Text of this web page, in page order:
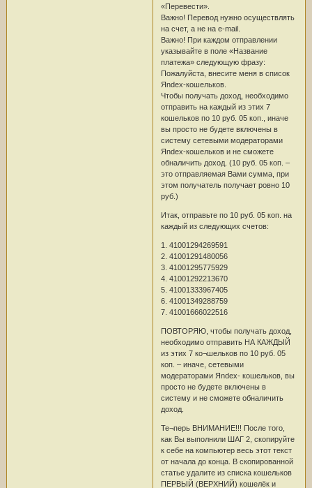
«Перевести».
Важно! Перевод нужно осуществлять
на счет, а не на e-mail.
Важно! При каждом отправлении
указывайте в поле «Название
платежа» следующую фразу:
Пожалуйста, внесите меня в список
Яndex-кошельков.
Чтобы получать доход, необходимо
отправить на каждый из этих 7
кошельков по 10 руб. 05 коп., иначе
вы просто не будете включены в
систему сетевыми модераторами
Яndex-кошельков и не сможете
обналичить доход. (10 руб. 05 коп. –
это отправляемая Вами сумма, при
этом получатель получает ровно 10
руб.)
Итак, отправьте по 10 руб. 05 коп. на
каждый из следующих счетов:
1. 41001294269591
2. 41001291480056
3. 41001295775929
4. 41001292213670
5. 41001333967405
6. 41001349288759
7. 41001666022516
ПОВТОРЯЮ, чтобы получать доход,
необходимо отправить НА КАЖДЫЙ
из этих 7 ко¬шельков по 10 руб. 05
коп. – иначе, сетевыми
модераторами Яndex- кошельков, вы
просто не будете включены в
систему и не сможете обналичить
доход.
Те¬перь ВНИМАНИЕ!!! После того,
как Вы выполнили ШАГ 2, скопируйте
к себе на компьютер весь этот текст
от начала до конца. В скопированной
статье удалите из списка кошельков
ПЕРВЫЙ (ВЕРХНИЙ) кошелёк и